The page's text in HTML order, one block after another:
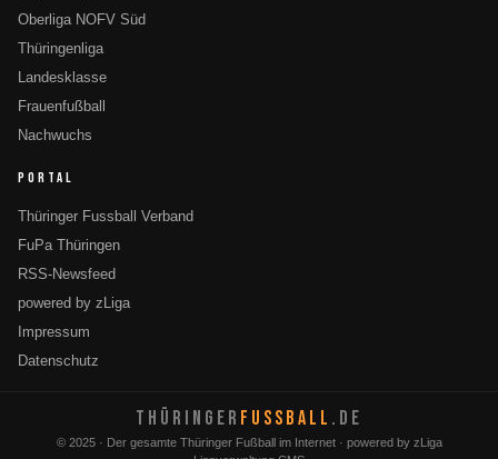
Oberliga NOFV Süd
Thüringenliga
Landesklasse
Frauenfußball
Nachwuchs
PORTAL
Thüringer Fussball Verband
FuPa Thüringen
RSS-Newsfeed
powered by zLiga
Impressum
Datenschutz
THÜRINGER FUSSBALL .DE
© 2025 · Der gesamte Thüringer Fußball im Internet · powered by zLiga